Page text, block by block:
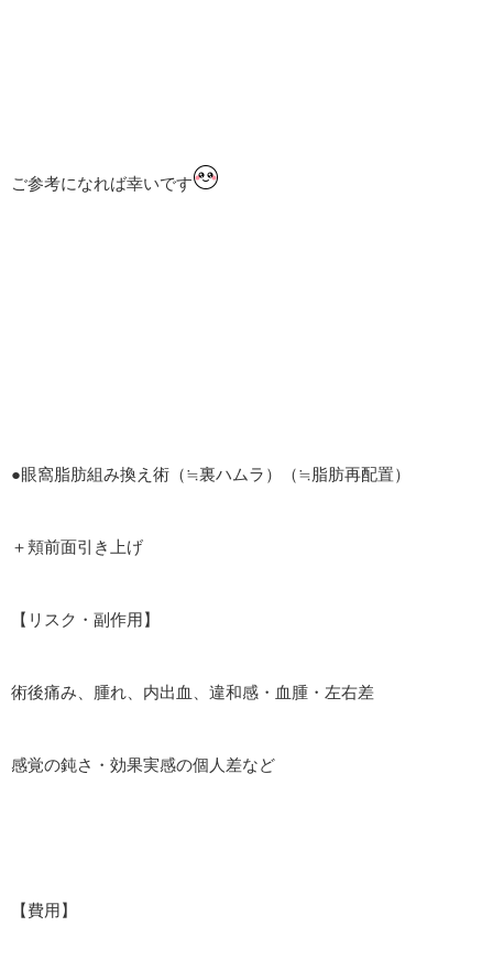
ご参考になれば幸いです
●眼窩脂肪組み換え術（≒裏ハムラ）（≒脂肪再配置）
＋頬前面引き上げ
【リスク・副作用】
術後痛み、腫れ、内出血、違和感・血腫・左右差
感覚の鈍さ・効果実感の個人差など
【費用】